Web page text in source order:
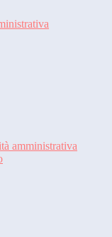
amministrativa